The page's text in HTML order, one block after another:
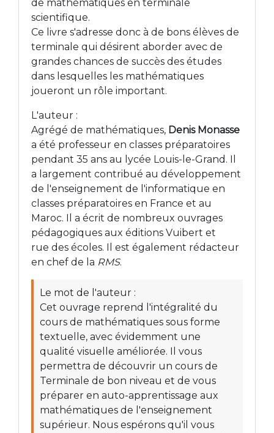
de mathématiques en terminale
scientifique.
Ce livre s'adresse donc à de bons élèves de
terminale qui désirent aborder avec de
grandes chances de succès des études
dans lesquelles les mathématiques
joueront un rôle important.
L'auteur :
Agrégé de mathématiques, Denis Monasse
a été professeur en classes préparatoires
pendant 35 ans au lycée Louis-le-Grand. Il
a largement contribué au développement
de l'enseignement de l'informatique en
classes préparatoires en France et au
Maroc. Il a écrit de nombreux ouvrages
pédagogiques aux éditions Vuibert et
rue des écoles. Il est également rédacteur
en chef de la RMS.
Le mot de l'auteur :
Cet ouvrage reprend l'intégralité du
cours de mathématiques sous forme
textuelle, avec évidemment une
qualité visuelle améliorée. Il vous
permettra de découvrir un cours de
Terminale de bon niveau et de vous
préparer en auto-apprentissage aux
mathématiques de l'enseignement
supérieur. Nous espérons qu'il vous